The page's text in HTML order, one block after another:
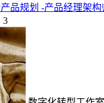
产品规划 -产品经理架
3